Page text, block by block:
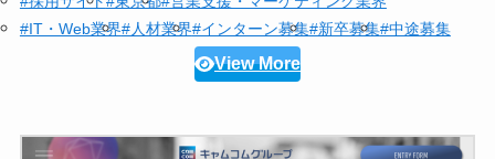
#IT・Web業界#人材業界#インターン募集#新卒募集#中途募集
View More